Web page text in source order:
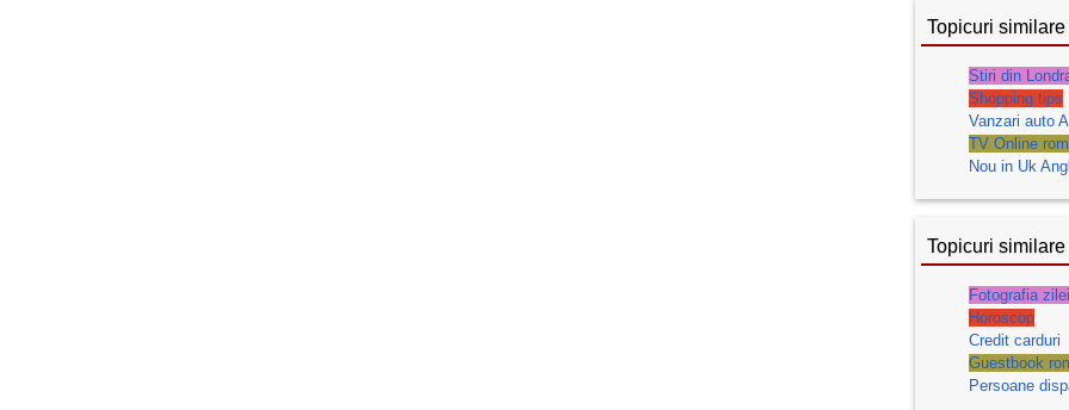
Topicuri similare
Stiri din
Shopping tips
Vanzari auto
TV Online
Nou in Uk
Topicuri similare
Fotografia
Horoscop
Credit carduri
Guestbook
Persoane